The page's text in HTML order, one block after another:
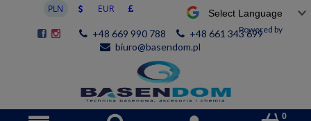
Powered by
+48 669 990 788
+48 661 343 699
biuro@basendom.pl